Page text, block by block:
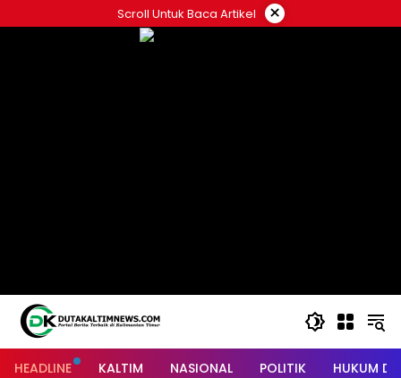
to
Scroll Untuk Baca Artikel ×
HEADLINE KALTIM NASIONAL POLITIK HUKUM